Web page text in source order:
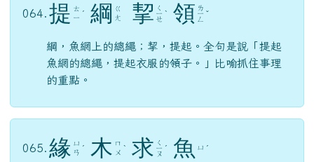
064. 提 ㄊ
ㄧ ˊ 綱
ㄍ
ㄤ
挈 ㄑ
ㄧ
ㄝ
ˋ 領 ㄌ
ㄧ
ㄥ
ˇ
綱，魚網上的總繩；挈，提起。全句是說「提起
魚網的總繩，提起衣服的領子。」比喻抓住事理
的重點。
065. 緣 ㄩ
ㄢ ˊ 木 ㄇ
ㄨ ˋ 求 ㄑ
ㄧ
ㄡ
ˊ 魚 ㄩ ˊ